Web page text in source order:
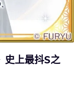
史上最抖S之